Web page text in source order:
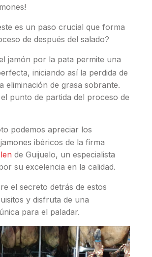
es un paso crucial que forma
de después del salado?
jamón por la pata permite una
iniciando así la perdida de
eliminación de grasa sobrante.
punto de partida del proceso de
podemos apreciar los
ibéricos de la firma
de Guijuelo, un especialista
su excelencia en la calidad.
el secreto detrás de estos
y disfruta de una
para el paladar.